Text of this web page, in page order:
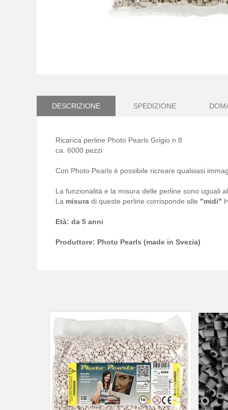
galleria
DESCRIZIONE
Ricarica perline Photo Pearls Grigio n.8
ca. 6000 pezzi
Con Photo Pearls è possibile ricreare qualsiasi
La funzionalità e la misura delle perline sono uguali
La misura di queste perline corrisponde alle "midi"
Età: da 5 anni
Produttore: Photo Pearls (made in Svezia)
SPEDIZIONE